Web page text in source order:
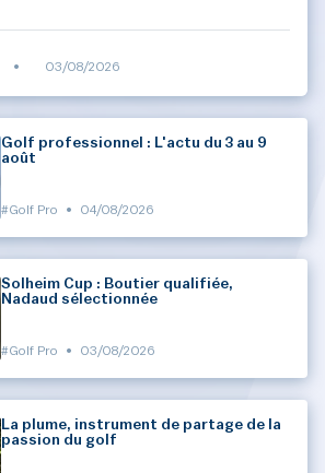
• 03/08/2026
Golf professionnel : L'actu du 3 au 9
août
#Golf Pro • 04/08/2026
Solheim Cup : Boutier qualifiée,
Nadaud sélectionnée
#Golf Pro • 03/08/2026
La plume, instrument de partage de la
passion du golf